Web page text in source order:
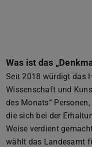
Was ist das
Seit 2018 würdigt das
Wissenschaft und
des Monats“
die sich bei der
Weise verdient
wählt das Landesamt